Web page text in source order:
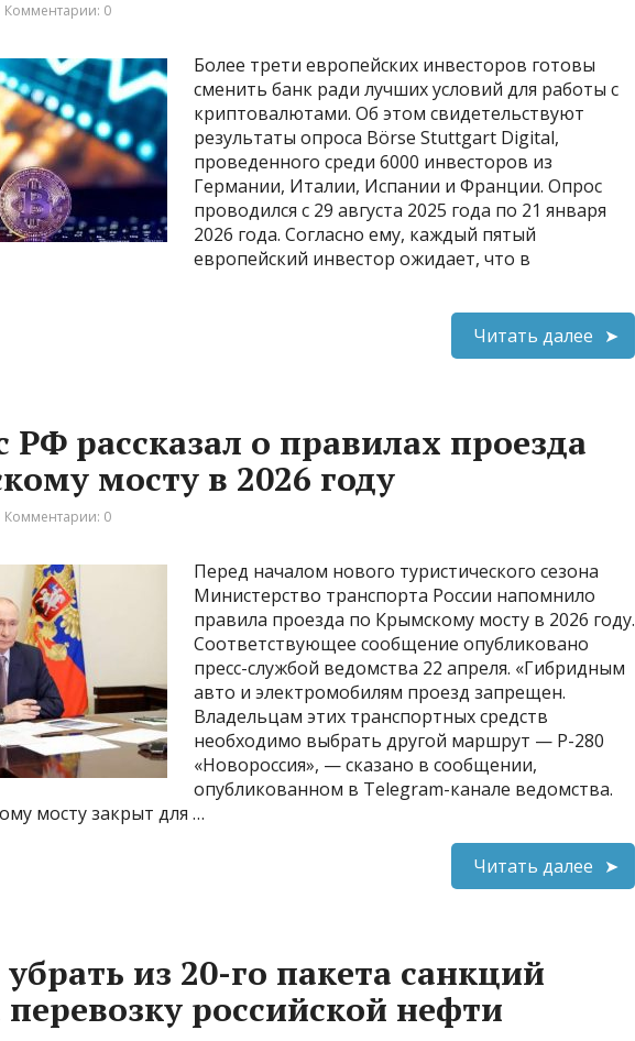
Комментарии: 0
Более трети европейских инвесторов готовы
сменить банк ради лучших условий для работы с
криптовалютами. Об этом свидетельствуют
результаты опроса Börse Stuttgart Digital,
проведенного среди 6000 инвесторов из
Германии, Италии, Испании и Франции. Опрос
проводился с 29 августа 2025 года по 21 января
2026 года. Согласно ему, каждый пятый
европейский инвестор ожидает, что в
Читать далее
рассказал о правилах проезда
мосту в 2026 году
Комментарии: 0
Перед началом нового туристического сезона
Министерство транспорта России напомнило
правила проезда по Крымскому мосту в 2026 году.
Соответствующее сообщение опубликовано
пресс-службой ведомства 22 апреля. «Гибридным
авто и электромобилям проезд запрещен.
Владельцам этих транспортных средств
необходимо выбрать другой маршрут — Р-280
«Новороссия», — сказано в сообщении,
опубликованном в Telegram-канале ведомства.
мосту закрыт для …
Читать далее
из 20-го пакета санкций
перевозку российской нефти